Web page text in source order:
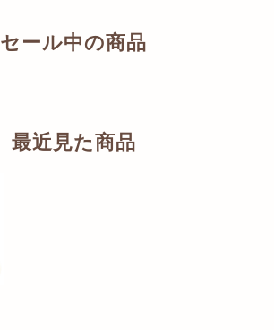
セール中の商品
最近見た商品